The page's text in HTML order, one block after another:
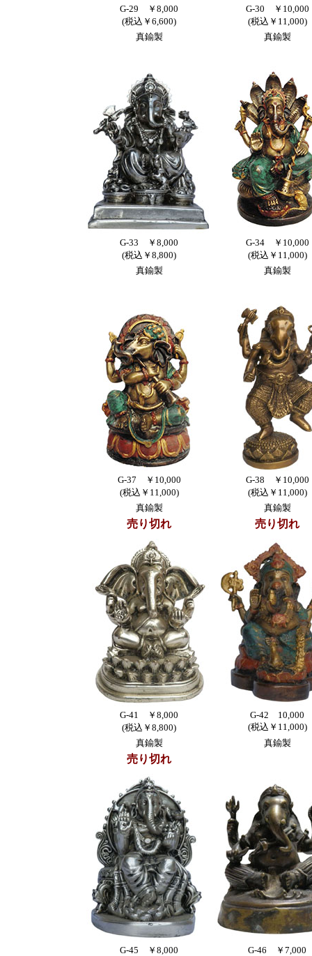
G-29 ￥8,000
(税込￥6,600)
G-30 ￥10,000
(税込￥11,000)
真鍮製
真鍮製
G-33 ￥8,000
(税込￥8,800)
G-34 ￥10,000
(税込￥11,000)
真鍮製
真鍮製
G-37 ￥10,000
(税込￥11,000)
G-38 ￥10,000
(税込￥11,000)
真鍮製
真鍮製
売り切れ 売り切れ
G-41 ￥8,000
(税込￥8,800)
G-42 10,000
(税込￥11,000)
真鍮製
真鍮製
売り切れ
G-45 ￥8,000
G-46 ￥7,000